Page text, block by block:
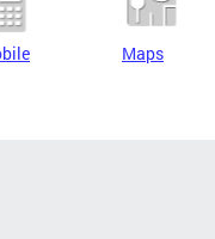
Maps